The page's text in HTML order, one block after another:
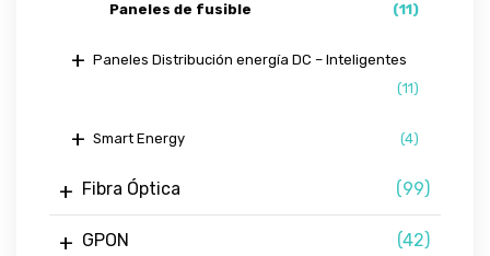
Paneles de fusible (11)
Paneles Distribución energía DC – Inteligentes
(11)
Smart Energy (4)
Fibra Óptica (99)
GPON (42)